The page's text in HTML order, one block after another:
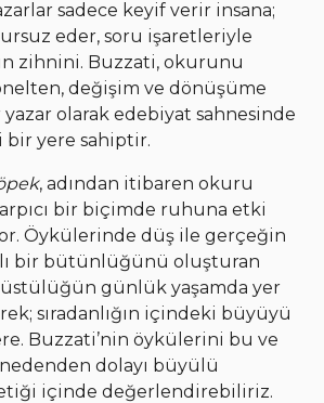
sadece keyif verir insana;
eder, soru işaretleriyle
zihnini. Buzzati, okurunu
değişim ve dönüşüme
yazar olarak edebiyat sahnesinde
bir yere sahiptir.
, adından itibaren okuru
bir biçimde ruhuna etki
Öykülerinde düş ile gerçeğin
bir bütünlüğünü oluşturan
günlük yaşamda yer
sıradanlığın içindeki büyüyü
Buzzati’nin öykülerini bu ve
dolayı büyülü
içinde değerlendirebiliriz.